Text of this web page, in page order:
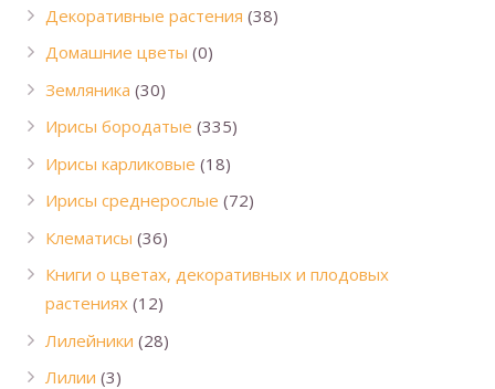
Декоративные растения (38)
Домашние цветы (0)
Земляника (30)
Ирисы бородатые (335)
Ирисы карликовые (18)
Ирисы среднерослые (72)
Клематисы (36)
Книги о цветах, декоративных и плодовых
растениях (12)
Лилейники (28)
Лилии (3)